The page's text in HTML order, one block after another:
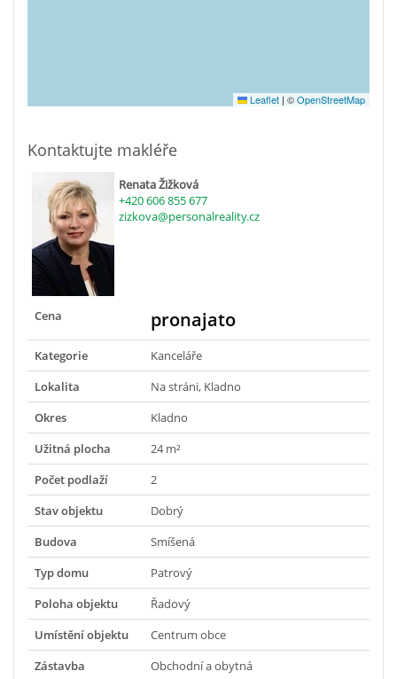
Leaflet | ©OpenStreetMap
Kontaktujte makléře
Renata Žižková
+420 606 855 677
zizkova@personalreality.cz
Cena pronajato
Kategorie
Kanceláře
Lokalita
Na stráni, Kladno
Okres
Kladno
Užitná plocha
24 m²
Počet podlaží
2
Stav objektu
Dobrý
Budova
Smíšená
Typ domu
Patrový
Poloha objektu
Řadový
Umístění objektu
Centrum obce
Zástavba
Obchodní a obytná